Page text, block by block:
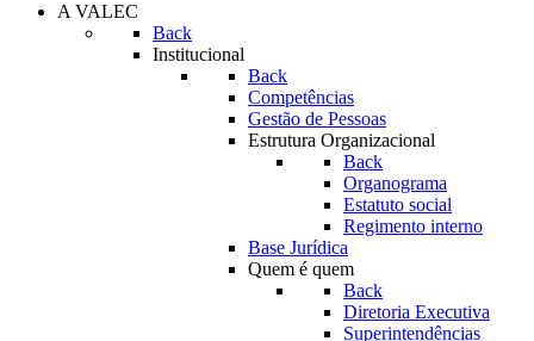
A VALEC
Back
Institucional
Back
Competências
Gestão de Pessoas
Estrutura Organizacional
Back
Organograma
Estatuto social
Regimento interno
Base Jurídica
Quem é quem
Back
Diretoria Executiva
Superintendências